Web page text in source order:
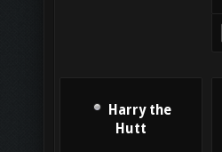
Harry the
Hutt